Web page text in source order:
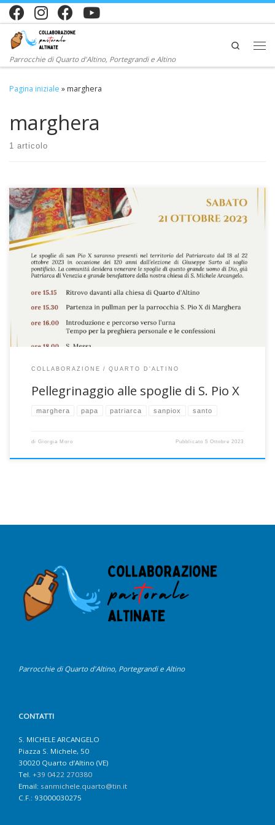
Passa al contenuto
Parrocchie di Quarto d'Altino, Portegrandi e Altino
Search
Pagina iniziale » marghera
marghera
1 articolo
Pellegrinaggio a Marghera sabato 21 ottobre per venerare le
spoglie di S. Pio X Le spoglie di san Pio X saranno presenti nel
territorio del Patriarcato dal 18 al 22 ottobre 2023 in occasione dei
120 anni dall’elezione di Giuseppe Sarto al soglio pontificio. La
comunità desidera venerare le spoglie […]
COLLABORAZIONE QUARTO D'ALTINO
Pellegrinaggio alle spoglie di S. Pio X
marghera papa patriarca sanpiox santo
di Giorgia Moro Pubblicato5 Ottobre 2023
Parrocchie di Quarto d'Altino, Portegrandi e Altino
CONTATTI
S. MICHELE ARCANGELO
Piazza S. Michele, 50
30020 Quarto d’Altino (VE)
Tel. +39 0422 270380
Email: sanmichele.quarto@tin.it
C.F.: 93000030275